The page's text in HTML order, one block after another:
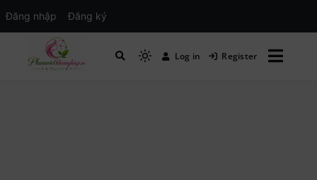
Mạng xã hội Kinh tế – Giáo dục – Hướng
Log in Register
Đăng nhập Đăng ký